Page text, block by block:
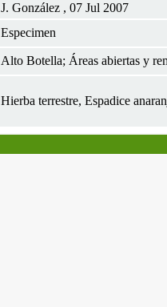
J. González , 07 Jul 2007
Especimen
Alto Botella; Áreas abiertas y
Hierba terrestre, Espadice